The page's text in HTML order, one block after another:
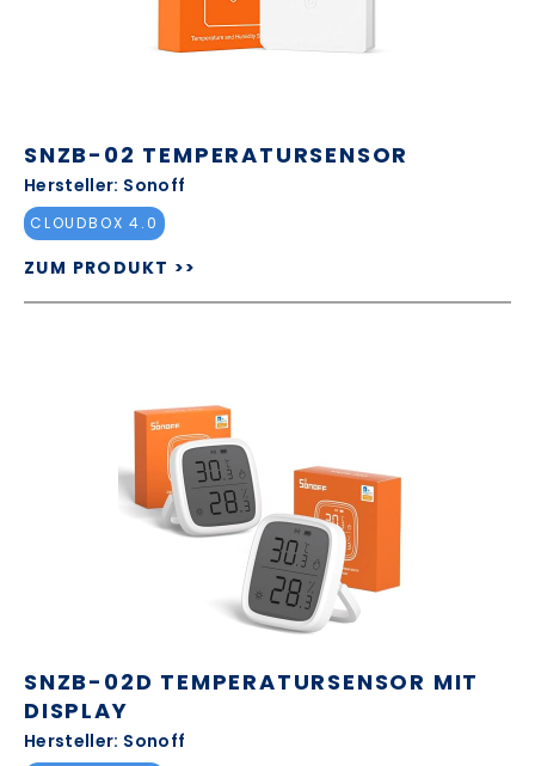
SNZB-02 TEMPERATURSENSOR
Hersteller: Sonoff
CLOUDBOX 4.0
ZUM PRODUKT >>
SNZB-02D TEMPERATURSENSOR MIT
DISPLAY
Hersteller: Sonoff